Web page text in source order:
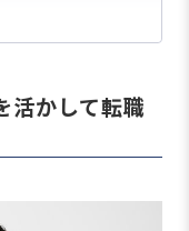
となるスキルの
ワイト？働き
活かして転職